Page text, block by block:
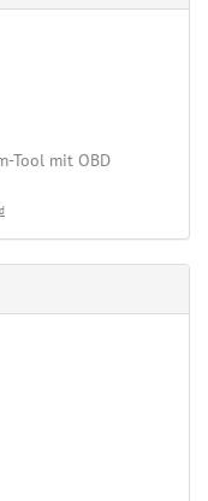
Tool mit OBD